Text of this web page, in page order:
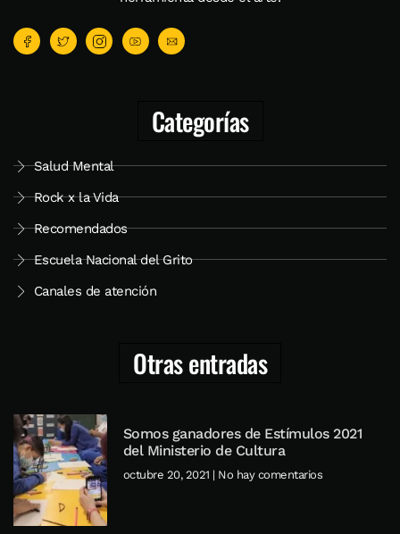
Categorías
Salud Mental
Rock x la Vida
Recomendados
Escuela Nacional del Grito
Canales de atención
Otras entradas
Somos ganadores de Estímulos 2021
del Ministerio de Cultura
octubre 20, 2021 No hay comentarios